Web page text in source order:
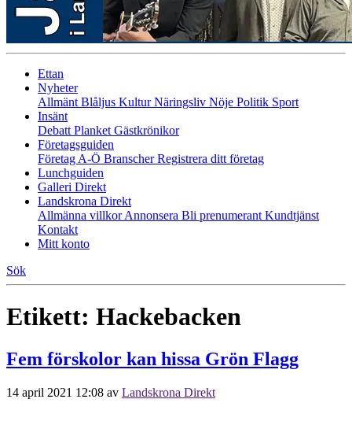
Ettan
Nyheter
Allmänt Blåljus KulturNäringsliv Nöje Politik Sport
Insänt
Debatt Planket Gästkrönikor
Företagsguiden
Företag A-Ö BranscherRegistrera ditt företag
Lunchguiden
Galleri Direkt
Landskrona Direkt
Allmänna villkorAnnonsera Bli prenumerant Kundtjänst
Kontakt
Mitt konto
Sök
Etikett: Hackebacken
Fem förskolor kan hissa Grön Flagg
14 april 2021 12:08 av Landskrona Direkt